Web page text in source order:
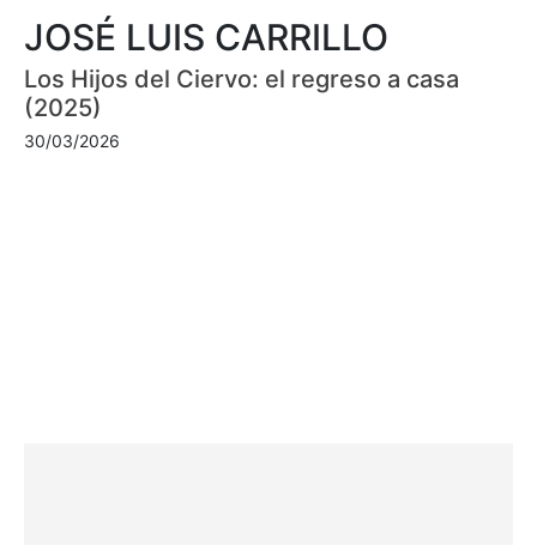
JOSÉ LUIS CARRILLO
Los Hijos del Ciervo: el regreso a casa
(2025)
30/03/2026